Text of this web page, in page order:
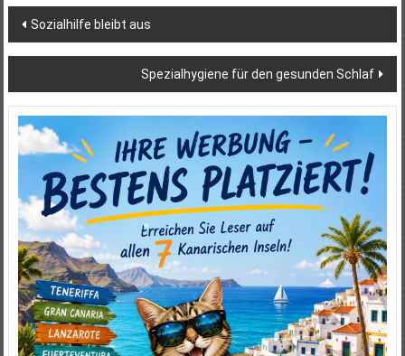
Beitragsnavigation
Sozialhilfe bleibt aus
Spezialhygiene für den gesunden Schlaf